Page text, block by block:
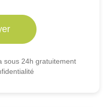
sous 24h gratuitement